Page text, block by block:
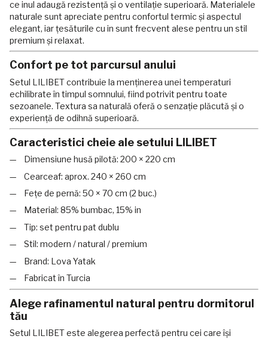
ce inul adaugă rezistență și o ventilație superioară. Materialele
naturale sunt apreciate pentru confortul termic și aspectul
elegant, iar țesăturile cu in sunt frecvent alese pentru un stil
premium și relaxat.
Confort pe tot parcursul anului
Setul LILIBET contribuie la menținerea unei temperaturi
echilibrate în timpul somnului, fiind potrivit pentru toate
sezoanele. Textura sa naturală oferă o senzație plăcută și o
experiență de odihnă superioară.
Caracteristici cheie ale setului LILIBET
Dimensiune husă pilotă: 200 × 220 cm
Cearceaf: aprox. 240 × 260 cm
Fețe de pernă: 50 × 70 cm (2 buc.)
Material: 85% bumbac, 15% in
Tip: set pentru pat dublu
Stil: modern / natural / premium
Brand: Lova Yatak
Fabricat în Turcia
Alege rafinamentul natural pentru dormitorul
tău
Setul LILIBET este alegerea perfectă pentru cei care își